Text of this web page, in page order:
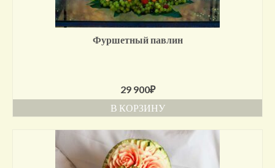
Фуршетный павлин
29 900₽
В КОРЗИНУ